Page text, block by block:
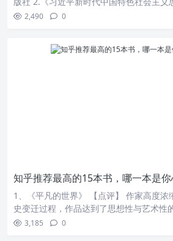
2,490 0
知乎推荐最高的15本书，哪一本是你
1、《平凡的世界》 【点评】 作家高度浓
史变迁过程，作品达到了思想性与艺术性
3,185 0